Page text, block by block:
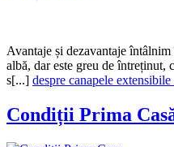
Avantaje și dezavantaje
albă, dar este greu de întreținut,
s[...] despre canapele extensibile
Condiții Prima